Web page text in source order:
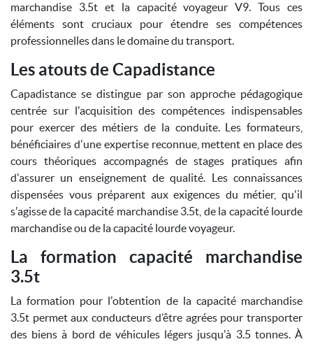
marchandise 3.5t et la capacité voyageur V9. Tous ces
éléments sont cruciaux pour étendre ses compétences
professionnelles dans le domaine du transport.
Les atouts de Capadistance
Capadistance se distingue par son approche pédagogique
centrée sur l'acquisition des compétences indispensables
pour exercer des métiers de la conduite. Les formateurs,
bénéficiaires d'une expertise reconnue, mettent en place des
cours théoriques accompagnés de stages pratiques afin
d'assurer un enseignement de qualité. Les connaissances
dispensées vous préparent aux exigences du métier, qu'il
s'agisse de la capacité marchandise 3.5t, de la capacité lourde
marchandise ou de la capacité lourde voyageur.
La formation capacité marchandise
3.5t
La formation pour l'obtention de la capacité marchandise
3.5t permet aux conducteurs d’être agrées pour transporter
des biens à bord de véhicules légers jusqu'à 3.5 tonnes. À